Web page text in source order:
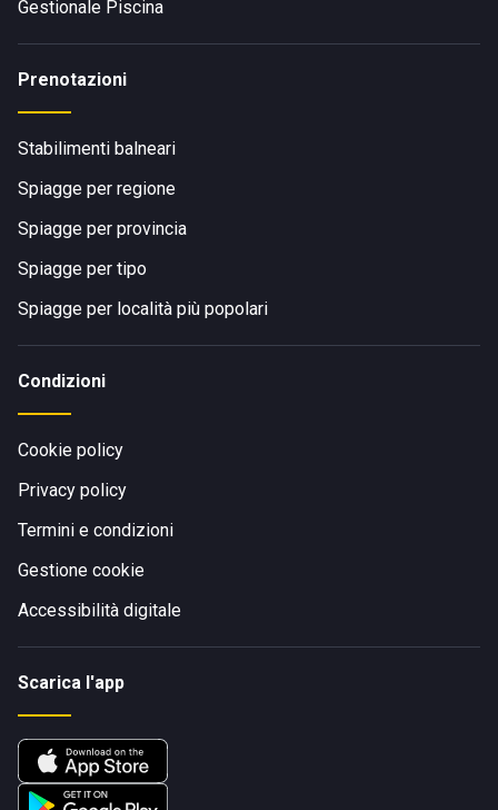
Gestionale Piscina
Prenotazioni
Stabilimenti balneari
Spiagge per regione
Spiagge per provincia
Spiagge per tipo
Spiagge per località più popolari
Condizioni
Cookie policy
Privacy policy
Termini e condizioni
Gestione cookie
Accessibilità digitale
Scarica l'app